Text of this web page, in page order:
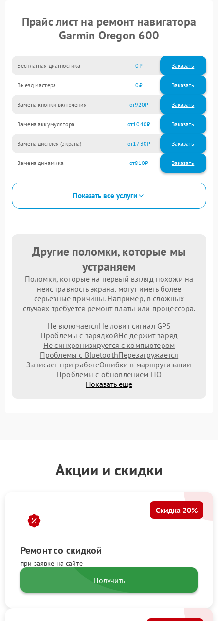
Прайс лист на ремонт навигатора
Garmin Oregon 600
Бесплатная диагностика 0 Заказать
Выезд мастера 0 Заказать
Замена кнопки включения 920
Замена аккумулятора 1040
Замена дисплея (экрана) 1730
Замена динамика 810
Показать все услуги
Другие поломки, которые мы
устраняем
Поломки, которые на первый взгляд похожи на
неисправность экрана, могут иметь более
серьезные причины. Например, в сложных
случаях требуется ремонт платы или процессора.
Не включаетсяНе ловит сигнал GPS
Проблемы с зарядкойНе держит заряд
Не синхронизируется с компьютером
Проблемы с BluetoothПерезагружается
Зависает при работеОшибки в маршрутизации
Проблемы с обновлением ПО
Показать еще
Акции и скидки
Ремонт со скидкой
при заявке на сайте
Скидка 20%
Получить